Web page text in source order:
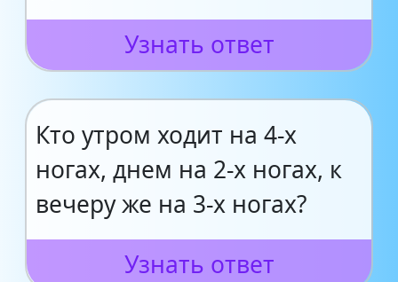
Узнать ответ
Кто утром ходит на 4-х
ногах, днем на 2-х ногах, к
вечеру же на 3-х ногах?
Узнать ответ